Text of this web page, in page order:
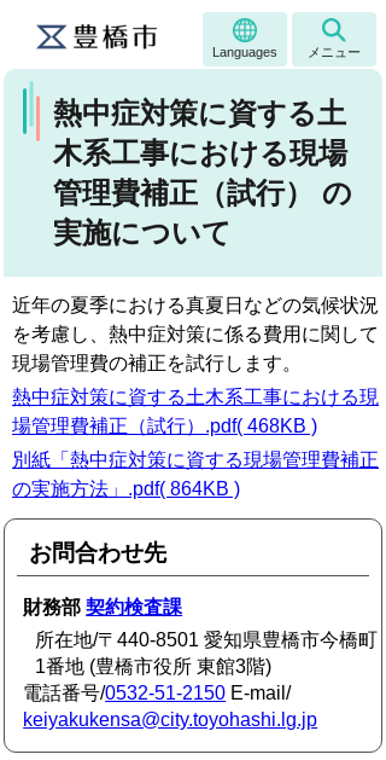
Languages メニュー
熱中症対策に資する土
木系工事における現場
管理費補正（試行） の
実施について
近年の夏季における真夏日などの気候状況
を考慮し、熱中症対策に係る費用に関して
現場管理費の補正を試行します。
熱中症対策に資する土木系工事における現
場管理費補正（試行）.pdf( 468KB )
別紙「熱中症対策に資する現場管理費補正
の実施方法」.pdf( 864KB )
お問合わせ先
財務部契約検査課
所在地/〒440-8501 愛知県豊橋市今橋町
1番地 (豊橋市役所 東館3階)
電話番号/0532-51-2150 E-mail/
keiyakukensa@city.toyohashi.lg.jp